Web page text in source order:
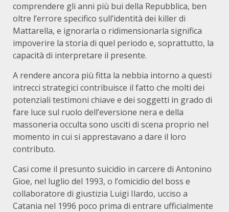
comprendere gli anni più bui della Repubblica, ben
oltre l’errore specifico sull’identità dei killer di
Mattarella, e ignorarla o ridimensionarla significa
impoverire la storia di quel periodo e, soprattutto, la
capacità di interpretare il presente.
A rendere ancora più fitta la nebbia intorno a questi
intrecci strategici contribuisce il fatto che molti dei
potenziali testimoni chiave e dei soggetti in grado di
fare luce sul ruolo dell’eversione nera e della
massoneria occulta sono usciti di scena proprio nel
momento in cui si apprestavano a dare il loro
contributo.
Casi come il presunto suicidio in carcere di Antonino
Gioe, nel luglio del 1993, o l’omicidio del boss e
collaboratore di giustizia Luigi Ilardo, ucciso a
Catania nel 1996 poco prima di entrare ufficialmente